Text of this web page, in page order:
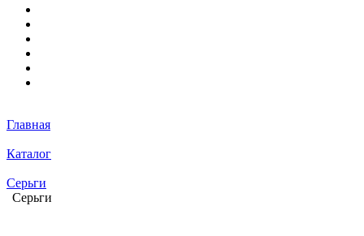
Главная
Каталог
Серьги
Серьги